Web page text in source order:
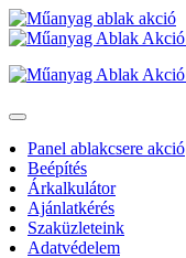
Panel ablakcsere akció
Beépítés
Árkalkulátor
Ajánlatkérés
Szaküzleteink
Adatvédelem